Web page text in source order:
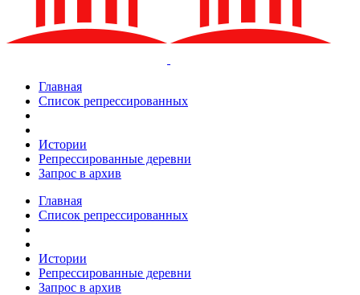
Главная
Список репрессированных
Истории
Репрессированные деревни
Запрос в архив
Главная
Список репрессированных
Истории
Репрессированные деревни
Запрос в архив